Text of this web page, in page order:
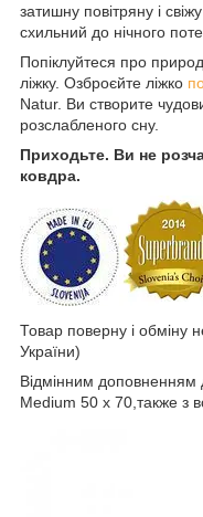
затишну повітряну і
схильний до нічного
Попіклуйтеся про
ліжку. Озброєйте ліжко
Natur. Ви створите
розслабленого сну.
Приходьте. Ви не
ковдра.
Товар поверну і обміну
України)
Відмінним
Medium 50 x 70,также з